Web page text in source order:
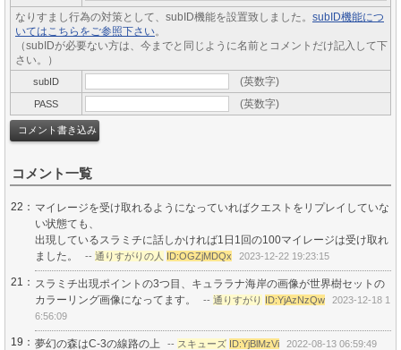
なりすまし行為の対策として、subID機能を設置致しました。 subID機能につ
いてはこちらをご参照下さい。
（subIDが必要ない方は、今までと同じように名前とコメントだけ記入して下
さい。）
subID (英数字)
PASS (英数字)
コメント一覧
22： マイレージを受け取れるようになっていればクエストをリプレイしていな
い状態ても、
出現しているスラミチに話しかければ1日1回の100マイレージは受け取れ
ました。
-- 通りすがりの人 ID:OGZjMDQx 2023-12-22 19:23:15
21： スラミチ出現ポイントの3つ目、キュララナ海岸の画像が世界樹セットの
カラーリング画像になってます。
-- 通りすがり ID:YjAzNzQw
2023-12-18 1
6:56:09
19： 夢幻の森はC-3の線路の上 -- スキューズ ID:YjBlMzVi 2022-08-13 06:59:49